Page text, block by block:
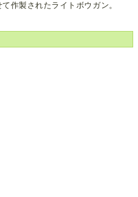
作製されたライトボウガン。